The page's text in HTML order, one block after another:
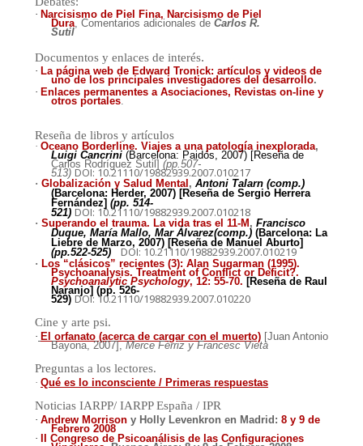
· Narcisismo de Piel Fina, Narcisismo de Piel
Dura, Comentarios adicionales de Carlos R.
Sutil
Documentos y enlaces de interés.
· La página web de Edward Tronick: artículos y videos de
uno de los principales investigadores del desarrollo.
· Enlaces permanentes a Asociaciones, Revistas on-line y
otros portales.
Reseña de libros y artículos
· Oceano Borderline. Viajes a una patología inexplorada,
Luigi Cancrini (Barcelona: Paidós, 2007) [Reseña de
Carlos Rodríguez Sutil] (pp.507-
513) DOI: 10.21110/19882939.2007.010217
· Globalización y Salud Mental , Antoni Talarn (comp.)
(Barcelona: Herder, 2007) [Reseña de Sergio Herrera
Fernández] (pp. 514-
521) DOI: 10.21110/19882939.2007.010218
· Superando el trauma. La vida tras el 11-M , Francisco
Duque, María Mallo, Mar Álvarez(comp.) (Barcelona: La
Liebre de Marzo, 2007) [Reseña de Manuel Aburto]
(pp.522-525)
DOI: 10.21110/19882939.2007.010219
· Los “clásicos” recientes (3): Alan Sugarman (1995).
Psychoanalysis. Treatment of Conflict or Deficit?.
Psychoanalytic Psychology, 12: 55-70. [Reseña de Raul
Naranjo] (pp. 526-
529) DOI: 10.21110/19882939.2007.010220
Cine y arte psi.
· El orfanato (acerca de cargar con el muerto) [Juan Antonio
Bayona, 2007],Merce Férriz y Francesc Vieta
Preguntas a los lectores.
· Qué es lo inconsciente / Primeras respuestas
Noticias IARPP/ IARPP España / IPR
· Andrew Morrison y Holly Levenkron en Madrid: 8 y 9 de
Febrero 2008
·
II Congreso de Psicoanálisis de las Configuraciones